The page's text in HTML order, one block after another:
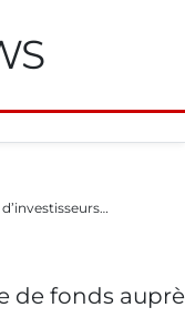
de fonds